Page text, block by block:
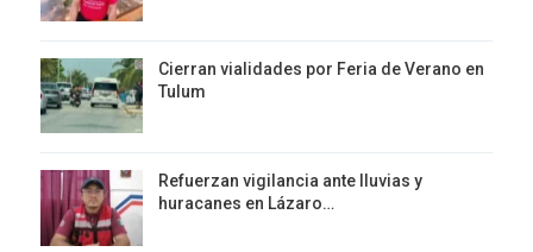
Cierran vialidades por Feria de Verano en
Tulum
Refuerzan vigilancia ante lluvias y
huracanes en Lázaro…